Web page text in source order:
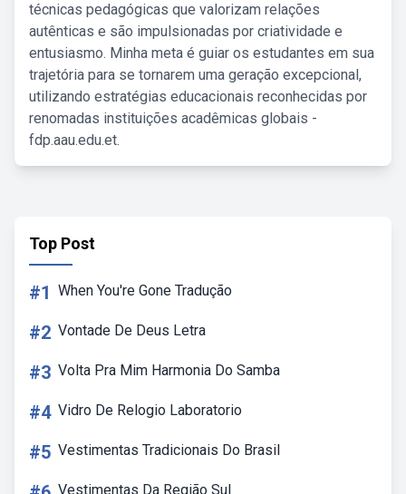
técnicas pedagógicas que valorizam relações
autênticas e são impulsionadas por criatividade e
entusiasmo. Minha meta é guiar os estudantes em sua
trajetória para se tornarem uma geração excepcional,
utilizando estratégias educacionais reconhecidas por
renomadas instituições acadêmicas globais -
fdp.aau.edu.et.
Top Post
#1 When You're Gone Tradução
#2 Vontade De Deus Letra
#3 Volta Pra Mim Harmonia Do Samba
#4 Vidro De Relogio Laboratorio
#5 Vestimentas Tradicionais Do Brasil
Vestimentas Da Região Sul